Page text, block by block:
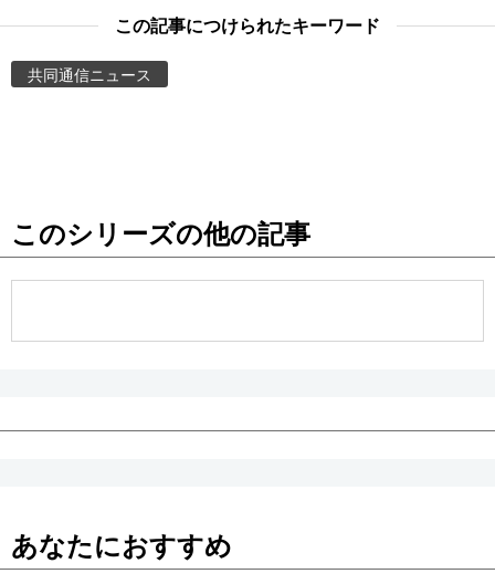
東京
この記事につけられたキーワード
共同通信ニュース
このシリーズの他の記事
あなたにおすすめ